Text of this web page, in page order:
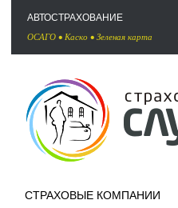
АВТОСТРАХОВАНИЕ
ОСАГО • Каско • Зеленая карта
СТРАХОВЫЕ КОМПАНИИ